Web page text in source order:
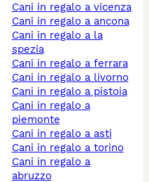
cani in regalo a vicenza
cani in regalo a ancona
cani in regalo a la
spezia
cani in regalo a ferrara
cani in regalo a livorno
cani in regalo a pistoia
cani in regalo a
piemonte
cani in regalo a asti
cani in regalo a torino
cani in regalo a
abruzzo